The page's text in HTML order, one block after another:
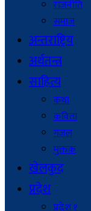
राजनीति
समाज
अन्तराष्ट्रिय
अर्थतन्त्र
साहित्य
कथा
कविता
गजल
मुक्तक
खेलकुद
प्रदेश
प्रदेश १